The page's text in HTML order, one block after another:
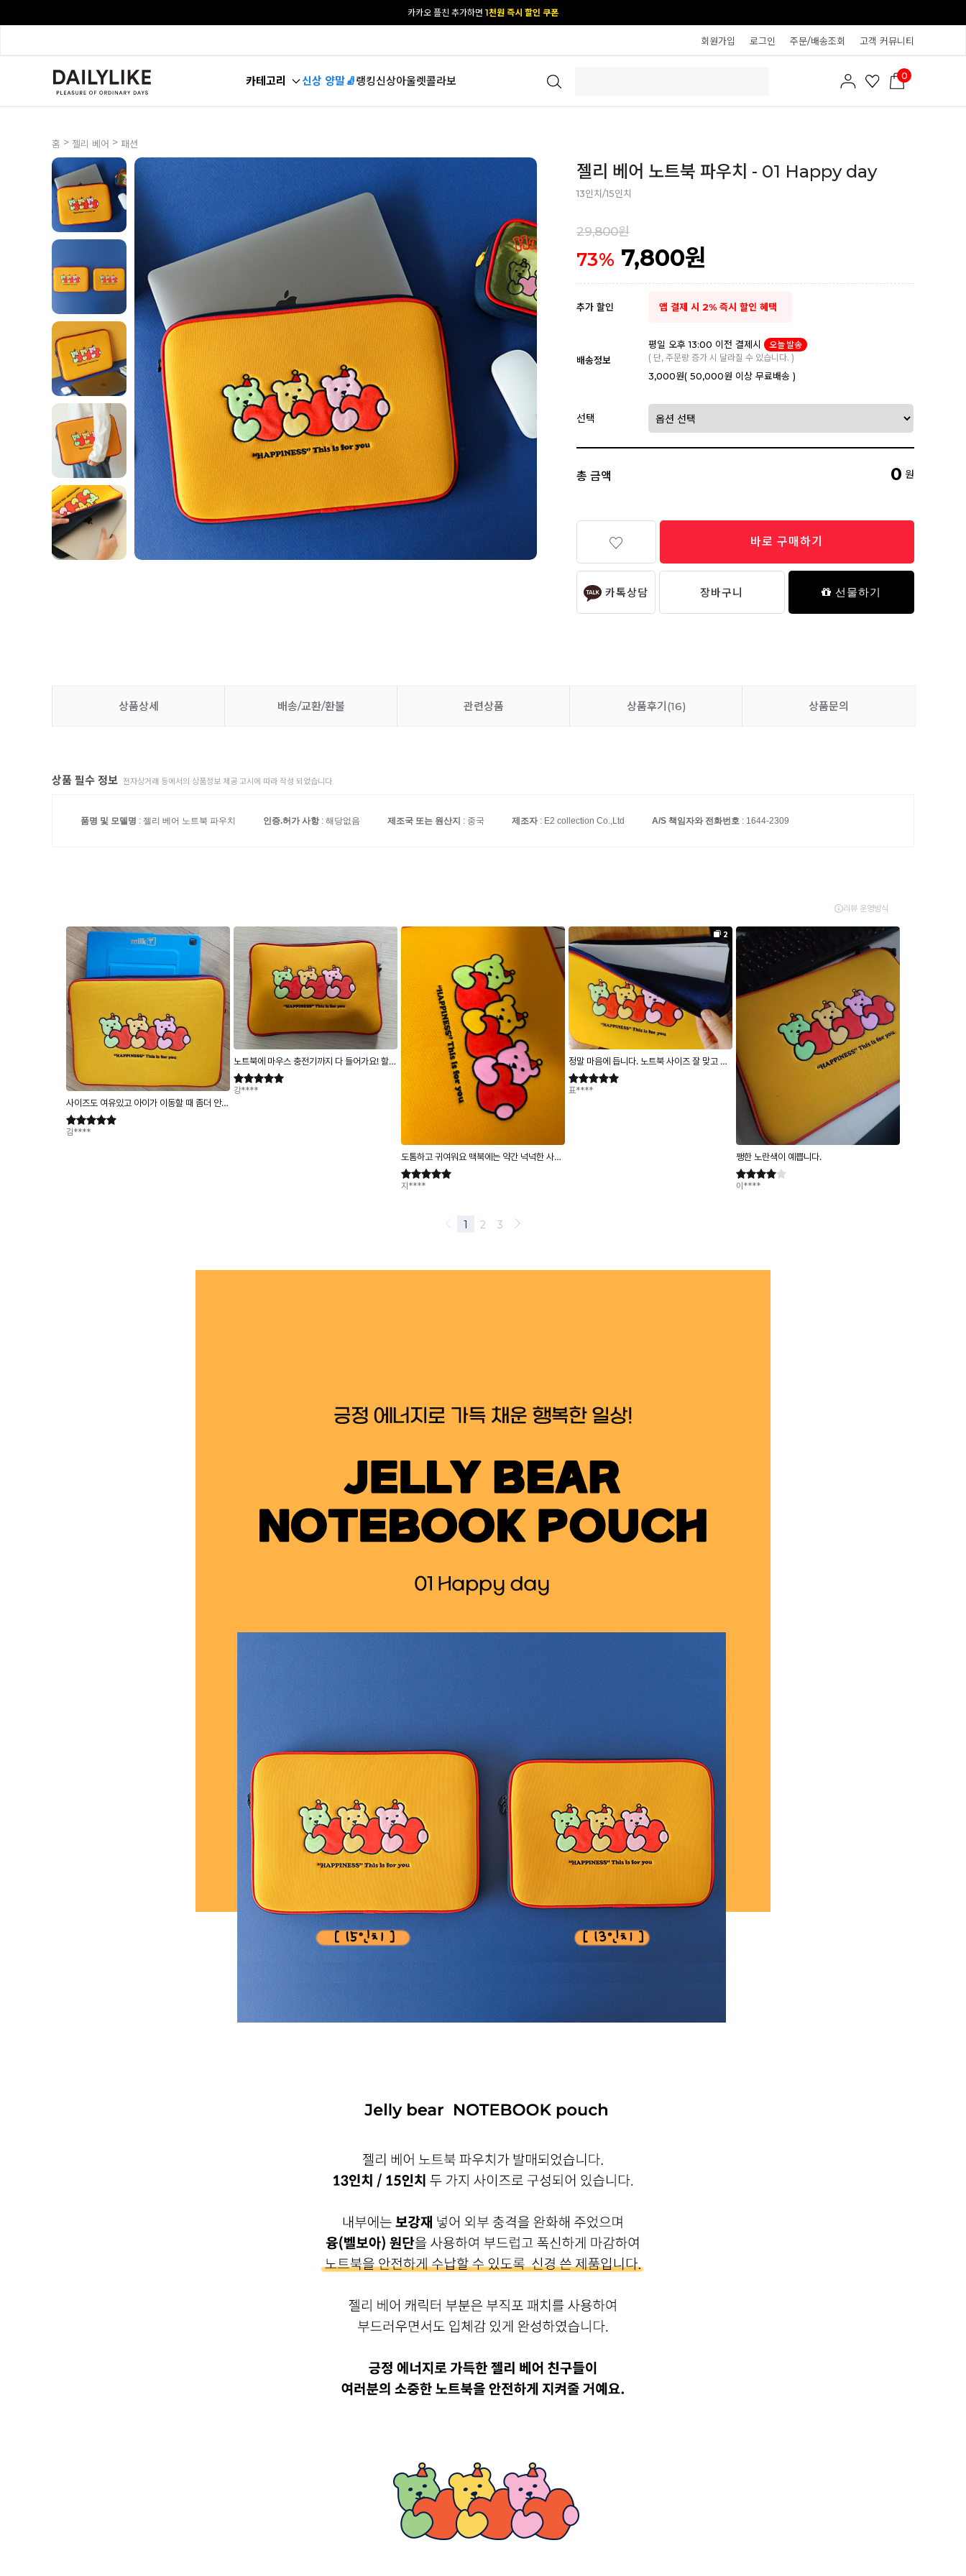
[공식몰 단독] 앱 다운받고2% 결제 할인 받기
회원가입 로그인 주문/배송조회 고객 커뮤니티
카테고리 신상 양말🧦랭킹신상아울렛콜라보 0
홈 > 젤리 베어 > 패션
젤리 베어 노트북 파우치 - 01 Happy day
13인치/15인치
29,800원
73% 7,800원
추가 할인 앱 결제 시 2% 즉시 할인 혜택
배송정보
평일 오후 13:00 이전 결제시
오늘 발송
( 단, 주문량 증가 시 달라질 수 있습니다. )
3,000원( 50,000원 이상 무료배송 )
선택
총 금액 0 원
바로 구매하기
카톡상담 장바구니 선물하기
상품상세 배송/교환/환불 관련상품 상품후기(16) 상품문의
상품 필수 정보 전자상거래 등에서의 상품정보 제공 고시에 따라 작성 되었습니다.
품명 및 모델명 : 젤리 베어 노트북 파우치 인증.허가 사항: 해당없음 제조국 또는 원산지 : 중국 제조자: E2 collection Co.,Ltd A/S 책임자와 전화번호 : 1644-2309